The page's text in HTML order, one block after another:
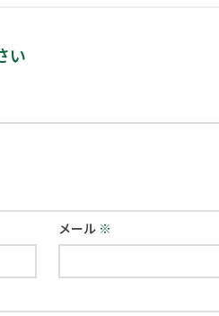
い
メール ※